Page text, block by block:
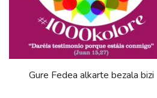
Gure Fedea alkarte bezala bizi